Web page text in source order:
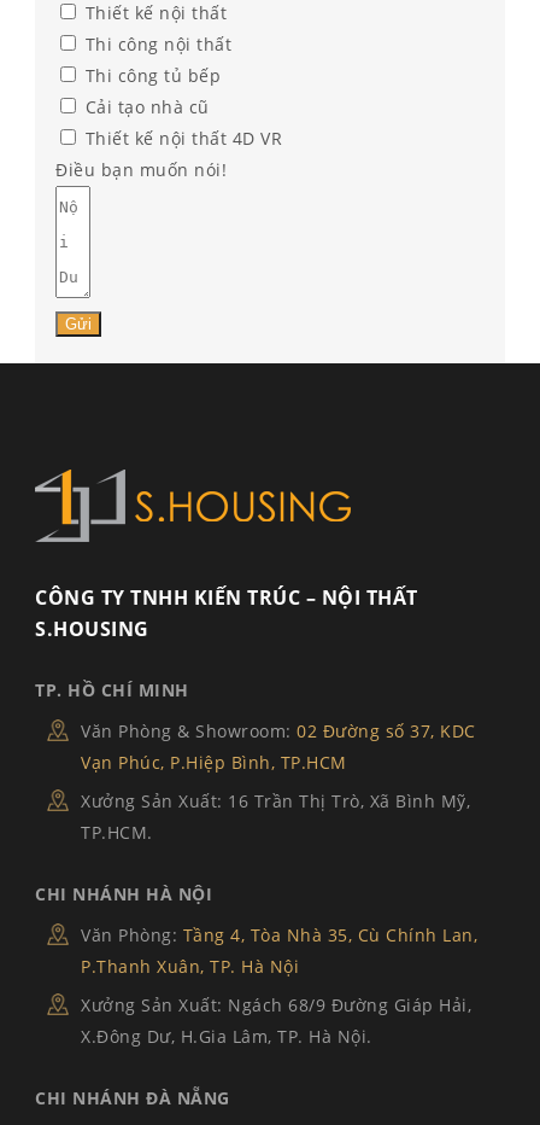
Thiết kế nội thất
Thi công nội thất
Thi công tủ bếp
Cải tạo nhà cũ
Thiết kế nội thất 4D VR
Điều bạn muốn nói!
Gửi
CÔNG TY TNHH KIẾN TRÚC – NỘI THẤT
S.HOUSING
TP. HỒ CHÍ MINH
Văn Phòng & Showroom: 02 Đường số 37, KDC
Vạn Phúc, P.Hiệp Bình, TP.HCM
Xưởng Sản Xuất: 16 Trần Thị Trò, Xã Bình Mỹ,
TP.HCM.
CHI NHÁNH HÀ NỘI
Văn Phòng: Tầng 4, Tòa Nhà 35, Cù Chính Lan,
P.Thanh Xuân, TP. Hà Nội
Xưởng Sản Xuất: Ngách 68/9 Đường Giáp Hải,
X.Đông Dư, H.Gia Lâm, TP. Hà Nội.
CHI NHÁNH ĐÀ NẴNG